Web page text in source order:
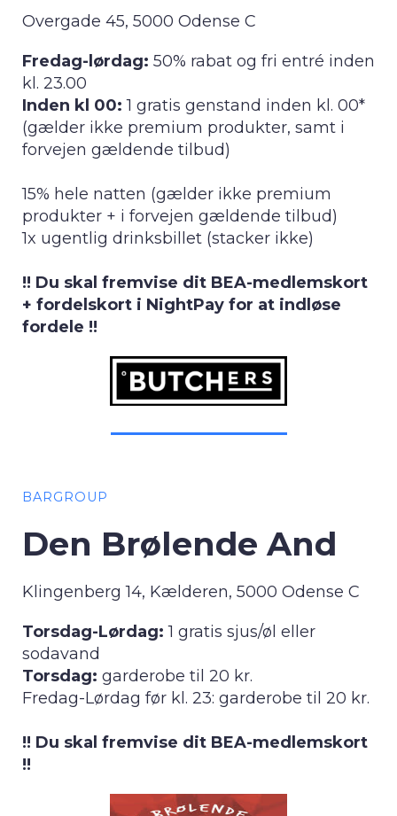
Overgade 45, 5000 Odense C
Fredag-lørdag: 50% rabat og fri entré inden
kl. 23.00
Inden kl 00:1 gratis genstand inden kl. 00*
(gælder ikke premium produkter, samt i
forvejen gældende tilbud)
15% hele natten (gælder ikke premium
produkter + i forvejen gældende tilbud)
1x ugentlig drinksbillet (stacker ikke)
!! Du skal fremvise dit BEA-medlemskort
+ fordelskort i NightPay for at indløse
fordele !!
BARGROUP
Den Brølende And
Klingenberg 14, Kælderen, 5000 Odense C
Torsdag-Lørdag: 1 gratis sjus/øl eller
sodavand
Torsdag: garderobe til 20 kr.
Fredag-Lørdag før kl. 23: garderobe til 20 kr.
!! Du skal fremvise dit BEA-medlemskort
!!